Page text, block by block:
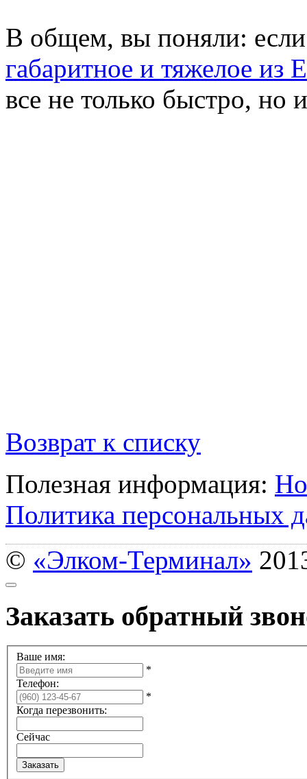
В общем, вы поняли:
габаритное и тяжелое из
все не только быстро, но
Возврат к списку
Полезная информация:
Политика персональных
© «Элком-Терминал»
Заказать обратный
Ваше имя:
*
Телефон:
*
Когда перезвонить:
Сейчас